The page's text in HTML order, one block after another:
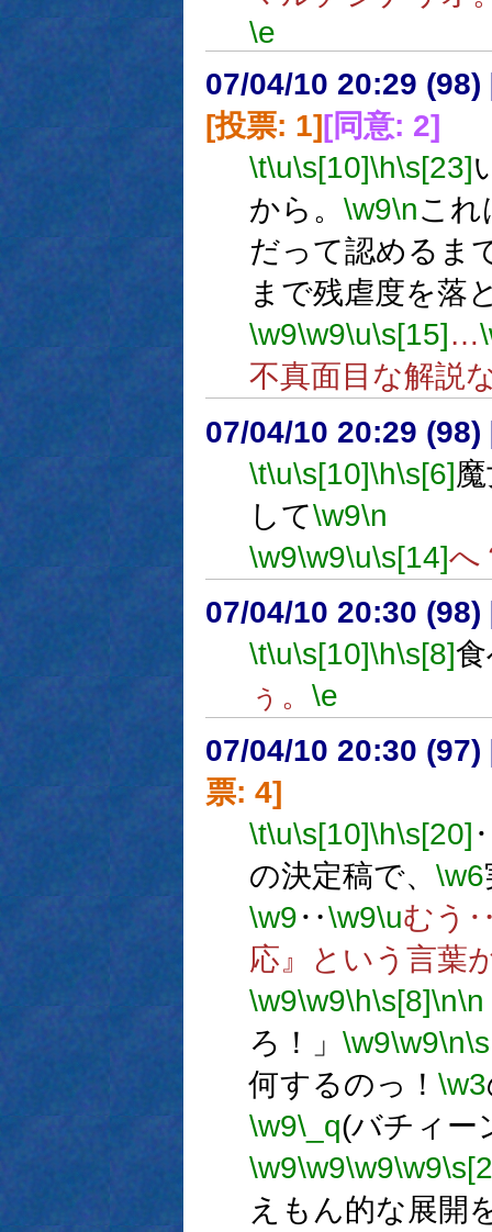
\e
07/04/10 20:29 (98)
[投票: 1] [同意: 2]
\t\u\s[10]\h\s[23]
から。 \w9\nこれ
だって認めるま
まで残虐度を落
\w9\w9\u\s[15] …
不真面目な解説
07/04/10 20:29 (98)
\t\u\s[10]\h\s[6]
して\w9\n
\w9\w9\u\s[14]へ
07/04/10 20:30 (98)
\t\u\s[10]\h\s[8]
ぅ。 \e
07/04/10 20:30 (97)
票: 4]
\t\u\s[10]\h\s[20]
の決定稿で、 \w6
\w9‥\w9\uむう
応』という言葉
\w9\w9\h\s[8]\n\n
ろ！」 \w9\w9\n
何するのっ！ \w3
\w9\_q(バチィー
\w9\w9\w9\w9
えもん的な展開